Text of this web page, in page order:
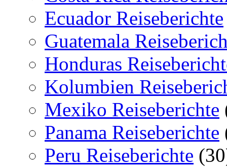
Ecuador Reiseberichte
Guatemala
Honduras
Kolumbien
Mexiko Reiseberichte
Panama Reiseberichte
Peru Reiseberichte